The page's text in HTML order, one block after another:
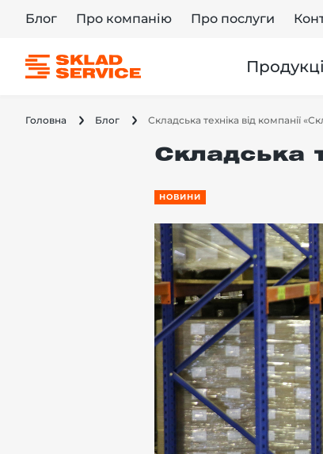
Блог Про компанію Про послуги
Головна Блог Складська техніка від компанії
Складська
НОВИНИ